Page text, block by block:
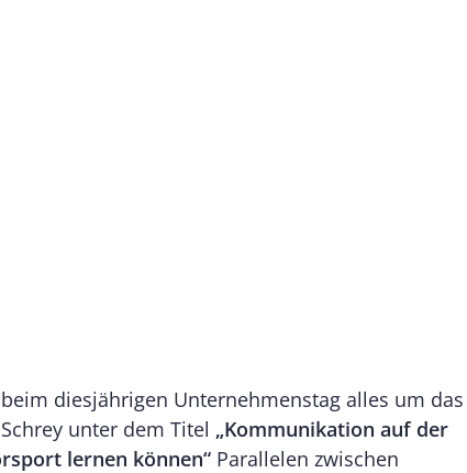
diesjährigen Unternehmenstag alles um das
unter dem Titel „Kommunikation auf der
lernen können“ Parallelen zwischen